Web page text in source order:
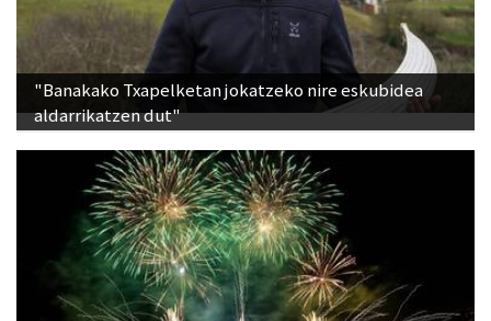
"Banakako Txapelketan jokatzeko nire eskubidea
aldarrikatzen dut"